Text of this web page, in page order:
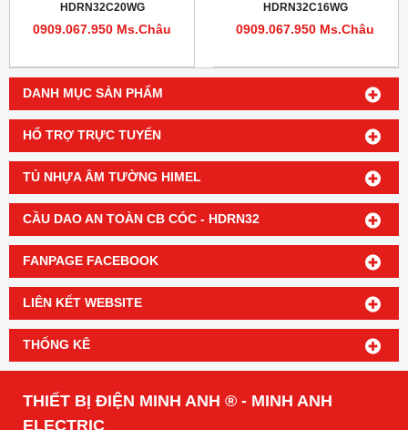
DANH MỤC SẢN PHẨM
HỔ TRỢ TRỰC TUYẾN
TỦ NHỰA ÂM TƯỜNG HIMEL
CẦU DAO AN TOÀN CB CÓC - HDRN32
FANPAGE FACEBOOK
LIÊN KẾT WEBSITE
THỐNG KÊ
HDRN32C20WG
0909.067.950 Ms.Châu
HDRN32C16WG
0909.067.950 Ms.Châu
THIẾT BỊ ĐIỆN MINH ANH ® - MINH ANH
ELECTRIC